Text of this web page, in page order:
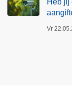
Heb jij
Vr